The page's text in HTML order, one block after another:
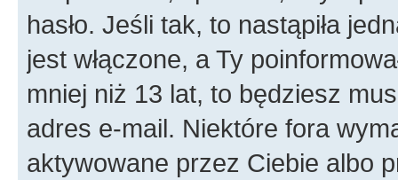
hasło. Jeśli tak, to nastąpiła
jest włączone, a Ty
mniej niż 13 lat, to będziesz
adres e-mail. Niektóre fora
aktywowane przez Ciebie albo